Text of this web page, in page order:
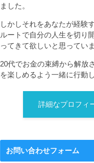
ました。
しかしそれをあなたが経験
ルートで自分の人生を切り
ってきて欲しいと思っていま
20代でお金の束縛から解放
を楽しめるよう一緒に行動
詳細なプロフィ
お問い合わせフォーム